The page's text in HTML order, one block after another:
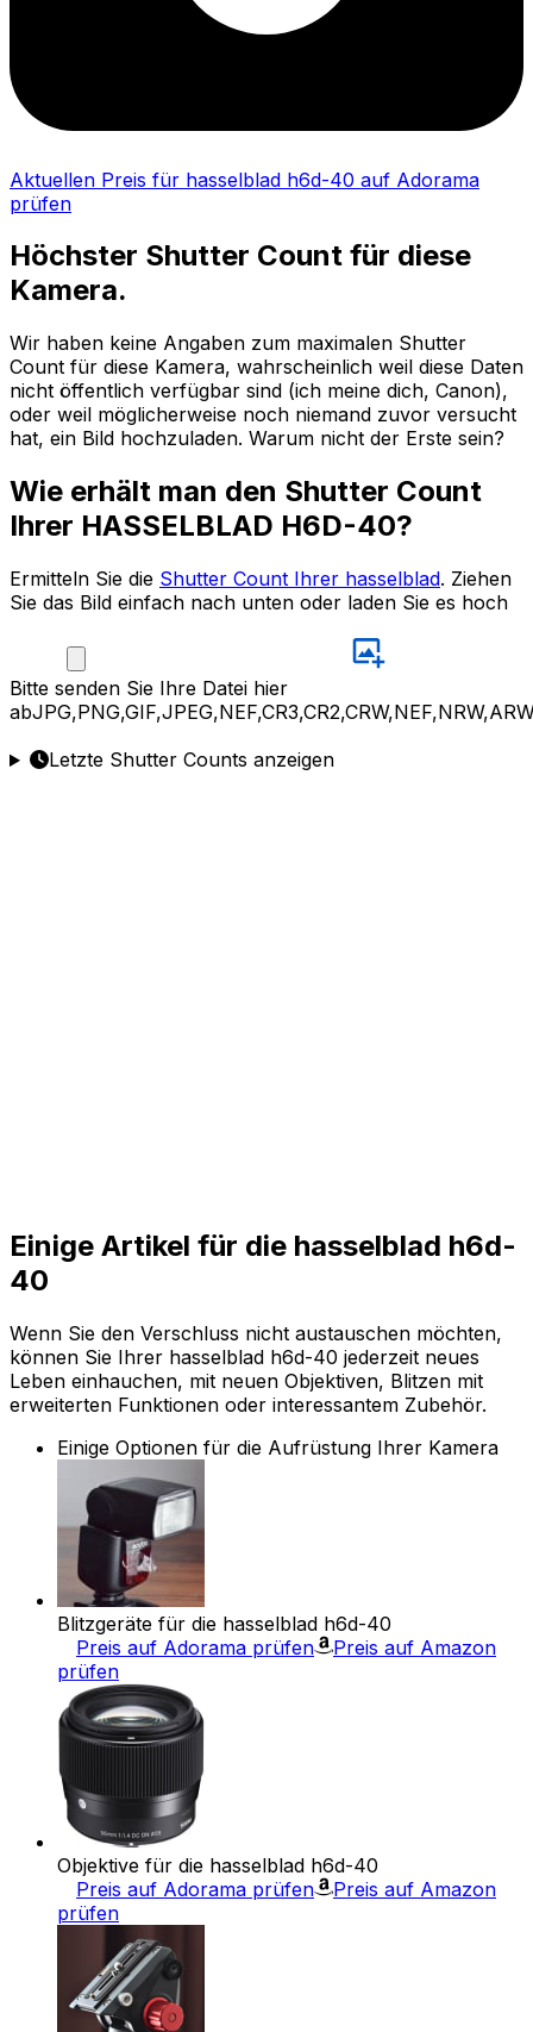
Aktuellen Preis für hasselblad h6d-40 auf Adorama
prüfen
Höchster Shutter Count für diese
Kamera.
Wir haben keine Angaben zum maximalen Shutter
Count für diese Kamera, wahrscheinlich weil diese Daten
nicht öffentlich verfügbar sind (ich meine dich, Canon),
oder weil möglicherweise noch niemand zuvor versucht
hat, ein Bild hochzuladen. Warum nicht der Erste sein?
Wie erhält man den Shutter Count
Ihrer HASSELBLAD H6D-40?
Ermitteln Sie die Shutter Count Ihrer hasselblad. Ziehen
Sie das Bild einfach nach unten oder laden Sie es hoch
Bitte senden Sie Ihre Datei hier
ab
Letzte Shutter Counts anzeigen
Einige Artikel für die hasselblad h6d-
40
Wenn Sie den Verschluss nicht austauschen möchten,
können Sie Ihrer hasselblad h6d-40 jederzeit neues
Leben einhauchen, mit neuen Objektiven, Blitzen mit
erweiterten Funktionen oder interessantem Zubehör.
Einige Optionen für die Aufrüstung Ihrer Kamera
Blitzgeräte für die hasselblad h6d-40
Preis auf Adorama prüfen
Preis auf Amazon
prüfen
Objektive für die hasselblad h6d-40
Preis auf Adorama prüfen
Preis auf Amazon
prüfen